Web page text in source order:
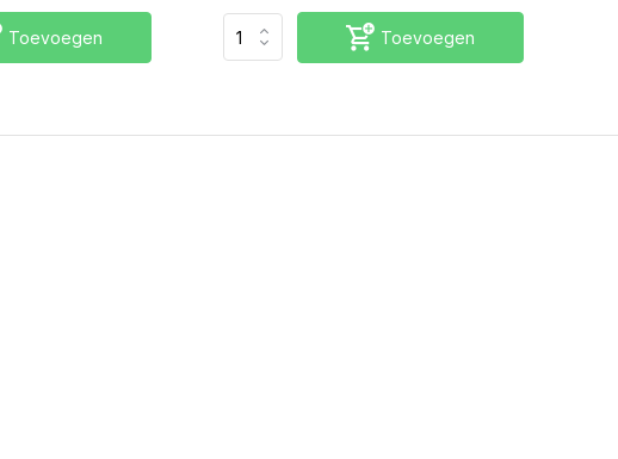
Toevoegen Toevoegen